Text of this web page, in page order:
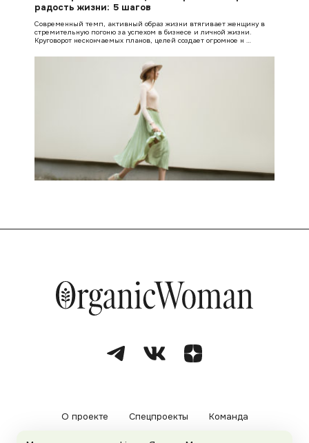
радость жизни: 5 шагов
Современный темп, активный образ жизни втягивает женщину в
стремительную погоню за успехом в бизнесе и личной жизни.
Круговорот нескончаемых планов, целей создает огромное н …
О проекте Спецпроекты Команда